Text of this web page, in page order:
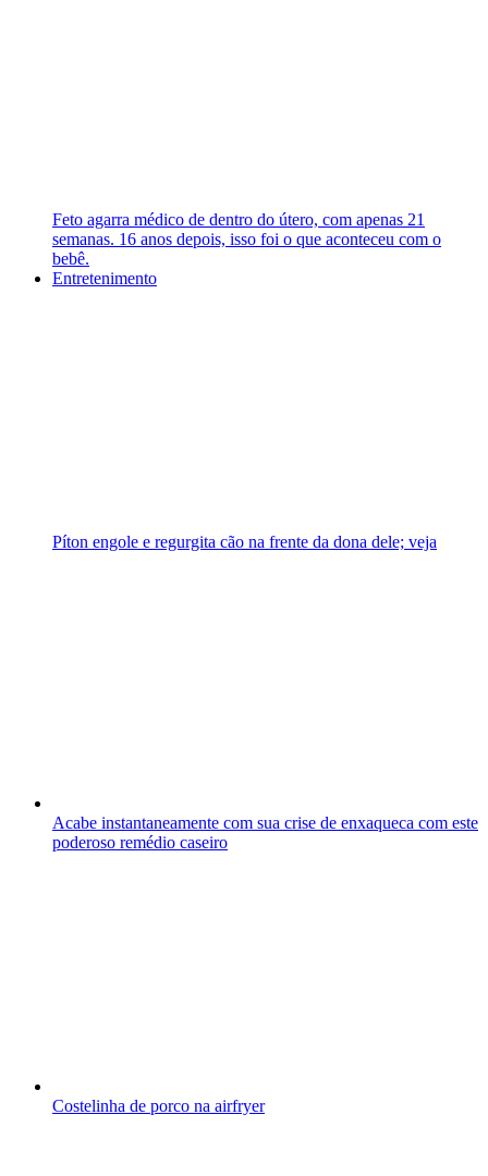
Feto agarra médico de dentro do útero, com apenas 21
semanas. 16 anos depois, isso foi o que aconteceu com o
bebê.
Entretenimento
Píton engole e regurgita cão na frente da dona dele; veja
Acabe instantaneamente com sua crise de enxaqueca com este
poderoso remédio caseiro
Costelinha de porco na airfryer